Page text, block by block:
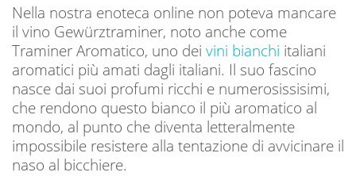
Nella nostra enoteca online non poteva mancare
il vino Gewürztraminer, noto anche come
Traminer Aromatico, uno dei vini bianchi italiani
aromatici più amati dagli italiani. Il suo fascino
nasce dai suoi profumi ricchi e numerosissisimi,
che rendono questo bianco il più aromatico al
mondo, al punto che diventa letteralmente
impossibile resistere alla tentazione di avvicinare il
naso al bicchiere.